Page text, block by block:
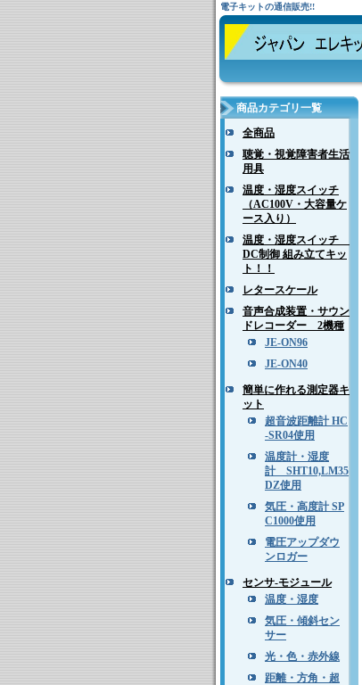
電子キットの通信販売!!
商品カテゴリ一覧
全商品
聴覚・視覚障害者生活
用具
温度・湿度スイッチ
（AC100V・大容量ケ
ース入り）
温度・湿度スイッチ
DC制御 組み立てキッ
ト！！
レタースケール
音声合成装置・サウン
ドレコーダー 2機種
JE-ON96
JE-ON40
簡単に作れる測定器キ
ット
超音波距離計 HC
-SR04使用
温度計・湿度
計 SHT10,LM35
DZ使用
気圧・高度計 SP
C1000使用
電圧アップダウ
ンロガー
センサ-モジュール
温度・湿度
気圧・傾斜セン
サー
光・色・赤外線
距離・方角・超